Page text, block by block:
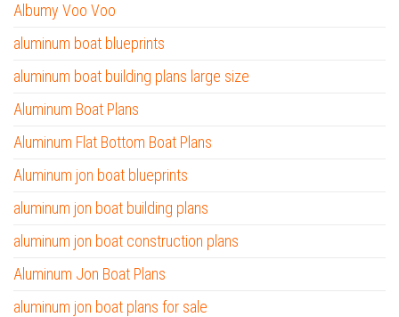
Albumy Voo Voo
aluminum boat blueprints
aluminum boat building plans large size
Aluminum Boat Plans
Aluminum Flat Bottom Boat Plans
Aluminum jon boat blueprints
aluminum jon boat building plans
aluminum jon boat construction plans
Aluminum Jon Boat Plans
aluminum jon boat plans for sale